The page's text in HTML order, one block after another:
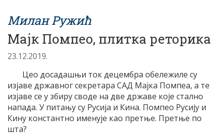
Милан Ружић
Мајк Помпео, плитка реторика
23.12.2019.
Цео досадашњи ток децембра обележиле су
изјаве државног секретара САД Мајка Помпеа, а те
изјаве се у збиру своде на две државе које стално
напада. У питању су Русија и Кина. Помпео Русију и
Кину константно именује као претње. Претње по
шта?